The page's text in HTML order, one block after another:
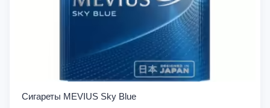
Сигареты MEVIUS Sky Blue